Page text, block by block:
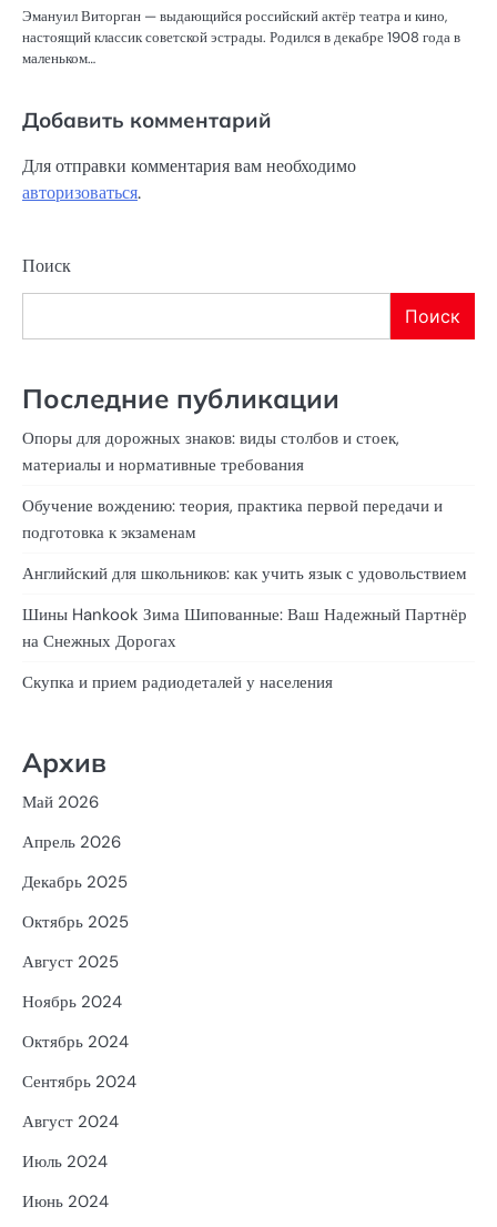
Эмануил Виторган — выдающийся российский актёр театра и кино,
настоящий классик советской эстрады. Родился в декабре 1908 года в
маленьком…
Добавить комментарий
Для отправки комментария вам необходимо
авторизоваться.
Поиск
Поиск
Последние публикации
Опоры для дорожных знаков: виды столбов и стоек,
материалы и нормативные требования
Обучение вождению: теория, практика первой передачи и
подготовка к экзаменам
Английский для школьников: как учить язык с удовольствием
Шины Hankook Зима Шипованные: Ваш Надежный Партнёр
на Снежных Дорогах
Скупка и прием радиодеталей у населения
Архив
Май 2026
Апрель 2026
Декабрь 2025
Октябрь 2025
Август 2025
Ноябрь 2024
Октябрь 2024
Сентябрь 2024
Август 2024
Июль 2024
Июнь 2024